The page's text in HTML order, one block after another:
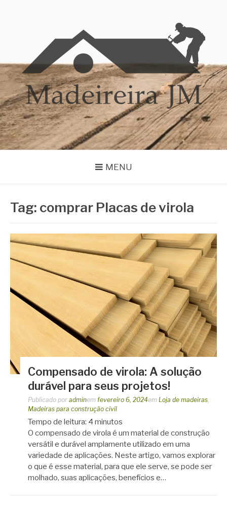
MADEIREIRA JM
Blog Madeireira JM
MENU
Tag: comprar Placas de virola
Compensado de virola: A solução
durável para seus projetos!
Publicado por adminem fevereiro 6, 2024em Loja de madeiras,
Madeiras para construção civil
Tempo de leitura: 4 minutos
O compensado de virola é um material de construção
versátil e durável amplamente utilizado em uma
variedade de aplicações. Neste artigo, vamos explorar
o que é esse material, para que ele serve, se pode ser
molhado, suas aplicações, benefícios e…